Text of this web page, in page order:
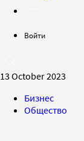
Войти
13 October 2023
Бизнес
Общество